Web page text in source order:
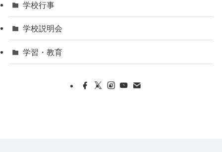
学校行事
学校説明会
学習・教育